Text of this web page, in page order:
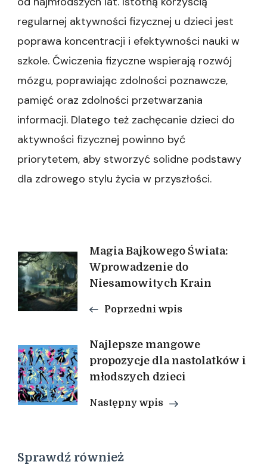
regularnej aktywności fizycznej u dzieci jest
poprawa koncentracji i efektywności nauki w
szkole. Ćwiczenia fizyczne wspierają rozwój
mózgu, poprawiając zdolności poznawcze,
pamięć oraz zdolności przetwarzania
informacji. Dlatego też zachęcanie dzieci do
aktywności fizycznej powinno być
priorytetem, aby stworzyć solidne podstawy
dla zdrowego stylu życia w przyszłości.
Nawigacja
wpisu
Magia Bajkowego Świata:
Wprowadzenie do
Niesamowitych Krain
Poprzedni wpis
Najlepsze mangowe
propozycje dla nastolatków i
młodszych dzieci
Następny wpis
Sprawdź również